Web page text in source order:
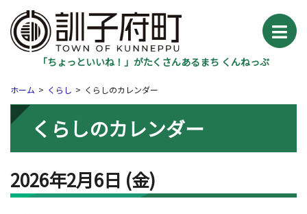
「ちょっといいね！」がたくさんあるまち くんねっぷ
ホーム くらし くらしのカレンダー
くらしのカレンダー
2026年2月6日 (金)